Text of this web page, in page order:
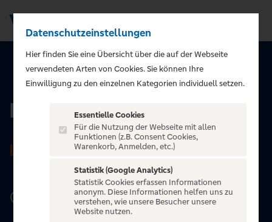
ZURÜCK ZUR STARTSEITE
Haus Leipzig
LEIPZIG
Elsterstraße 22 - 24, 04109 Leipzig
Datenschutzeinstellungen
Hier finden Sie eine Übersicht über die auf der Webseite
verwendeten Arten von Cookies. Sie können Ihre
Einwilligung zu den einzelnen Kategorien individuell setzen.
Essentielle Cookies
Für die Nutzung der Webseite mit allen
Funktionen (z.B. Consent Cookies,
Warenkorb, Anmelden, etc.)
Statistik (Google Analytics)
Statistik Cookies erfassen Informationen
anonym. Diese Informationen helfen uns zu
verstehen, wie unsere Besucher unsere
Website nutzen.